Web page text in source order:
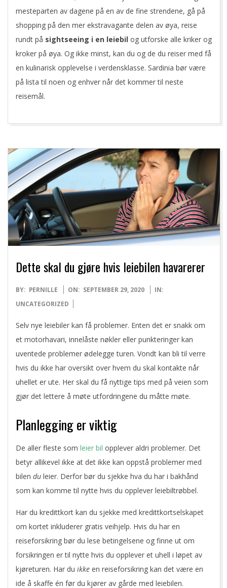
mesteparten av dagene på en av de fine strendene, gå på
shopping på den mer ekstravagante delen av øya, reise
rundt på sightseeing i en leiebil og utforske alle kriker og
kroker på øya. Og ikke minst, kan du og de du reiser med få
en kulinarisk opplevelse i verdensklasse. Sardinia bør være
på lista til noen og enhver når det kommer til neste
reisemål.
Dette skal du gjøre hvis leiebilen havarerer
2020-
09-
BY: PERNILLE ON: SEPTEMBER 29, 2020
IN:
UNCATEGORIZED
Selv nye leiebiler kan få problemer. Enten det er snakk om
et motorhavari, innelåste nøkler eller punkteringer kan
uventede problemer ødelegge turen. Vondt kan bli til verre
hvis du ikke har oversikt over hvem du skal kontakte når
uhellet er ute. Her skal du få nyttige tips med på veien som
gjør det lettere å møte utfordringene du måtte møte.
Planlegging er viktig
De aller fleste som leier bil opplever aldri problemer. Det
betyr allikevel ikke at det ikke kan oppstå problemer med
bilen du leier. Derfor bør du sjekke hva du har i bakhånd
som kan komme til nytte hvis du opplever leiebiltrøbbel.
Har du kredittkort kan du sjekke med kredittkortselskapet
om kortet inkluderer gratis veihjelp. Hvis du har en
reiseforsikring bør du lese betingelsene og finne ut om
forsikringen er til nytte hvis du opplever et uhell i løpet av
kjøreturen. Har du ikke en reiseforsikring kan det være en
ide å skaffe én før du kjører av gårde med leiebilen.